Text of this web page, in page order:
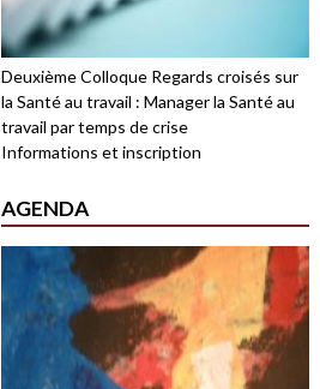
Deuxième Colloque Regards croisés sur
la Santé au travail : Manager la Santé au
travail par temps de crise
Informations et inscription
AGENDA